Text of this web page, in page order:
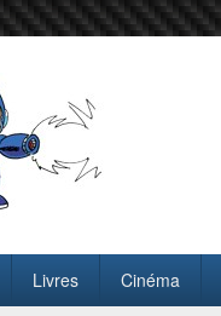
Livres Cinéma